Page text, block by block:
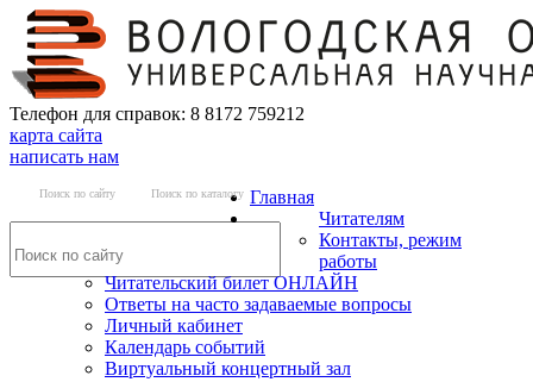
Телефон для справок: 8 8172 759212
карта сайта
написать нам
Поиск по сайту Поиск по каталогу Главная
Читателям
Контакты, режим
работы
Читательский билет ОНЛАЙН
Ответы на часто задаваемые вопросы
Личный кабинет
Календарь событий
Виртуальный концертный зал